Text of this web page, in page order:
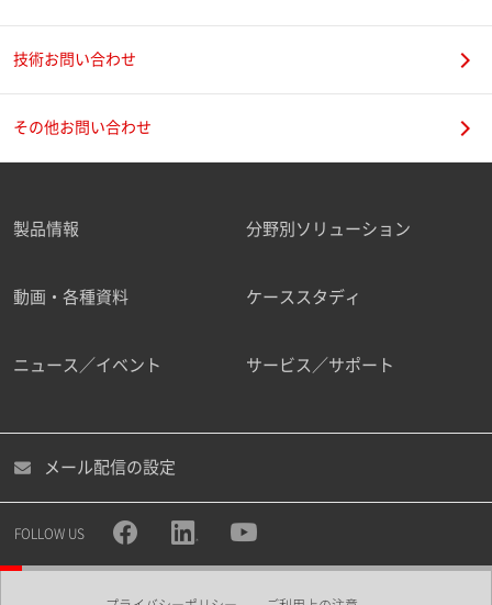
技術お問い合わせ
その他お問い合わせ
製品情報 分野別ソリューション
動画・各種資料 ケーススタディ
ニュース／イベント サービス／サポート
メール配信の設定
FOLLOW US